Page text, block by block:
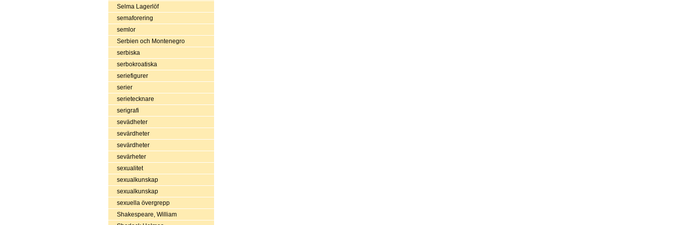
Selma Lagerlöf
semaforering
semlor
Serbien och Montenegro
serbiska
serbokroatiska
seriefigurer
serier
serietecknare
serigrafi
sevädheter
sevärdheter
sevärdheter
sevärheter
sexualitet
sexualkunskap
sexualkunskap
sexuella övergrepp
Shakespeare, William